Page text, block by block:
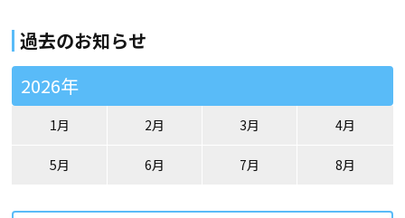
過去のお知らせ
2026年
1月 2月 3月 4月
5月 6月 7月 8月